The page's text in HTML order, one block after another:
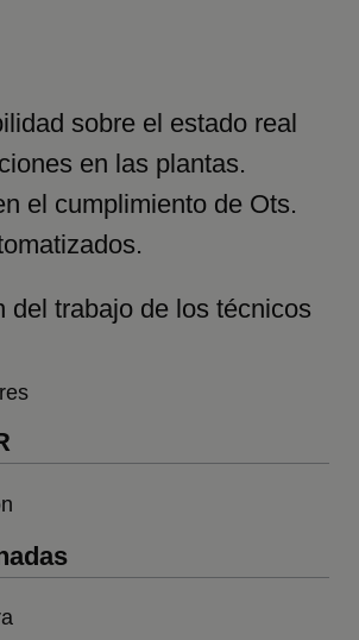
sobre el estado real
en las plantas.
el cumplimiento de Ots.
del trabajo de los técnicos